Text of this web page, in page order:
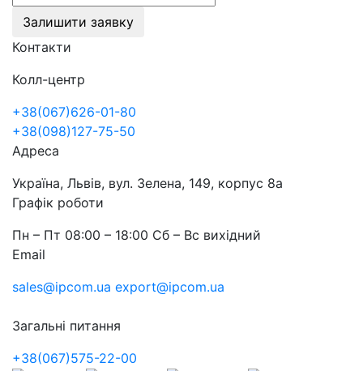
Залишити заявку
Контакти
Колл-центр
+38(067)626-01-80
+38(098)127-75-50
Адреса
Україна, Львів, вул. Зелена, 149, корпус 8а
Графік роботи
Пн – Пт 08:00 – 18:00 Сб – Вс вихідний
Email
sales@ipcom.ua export@ipcom.ua
Загальні питання
+38(067)575-22-00